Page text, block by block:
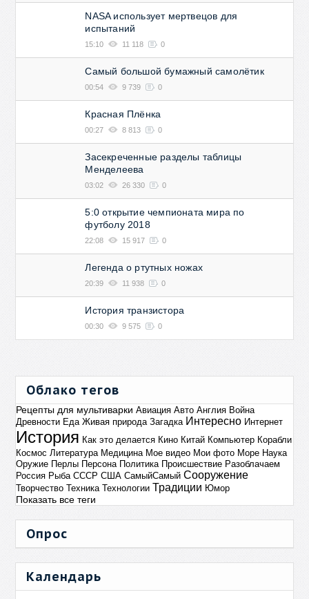
NASA использует мертвецов для
испытаний
15:10 11 118 0
Самый большой бумажный самолётик
00:54 9 739 0
Красная Плёнка
00:27 8 813 0
Засекреченные разделы таблицы
Менделеева
03:02 26 330 0
5:0 открытие чемпионата мира по
футболу 2018
22:08 15 917 0
Легенда о ртутных ножах
20:39 11 938 0
История транзистора
00:30 9 575 0
Облако тегов
Рецепты для мультиварки Авиация Авто Англия Война
Древности Еда Живая природа Загадка Интересно Интернет
История Как это делается Кино Китай Компьютер Корабли
Космос Литература Медицина Мое видео Мои фото Море Наука
Оружие Перлы Персона Политика Происшествие Разоблачаем
Россия Рыба СССР США СамыйСамый Сооружение
Творчество Техника Технологии Традиции Юмор
Показать все теги
Опрос
Календарь